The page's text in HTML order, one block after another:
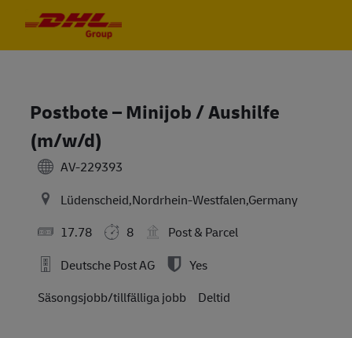
Postbote – Minijob / Aushilfe
(m/w/d)
AV-229393
Lüdenscheid,Nordrhein-Westfalen,Germany
17.78
8
Post & Parcel
Deutsche Post AG
Yes
Säsongsjobb/tillfälliga jobb
Deltid